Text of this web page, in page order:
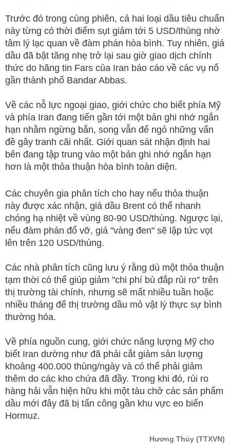
Trước đó trong cùng phiên, cả hai loại dầu tiêu chuẩn
này từng có thời điểm sụt giảm tới 5 USD/thùng nhờ
tâm lý lạc quan về đàm phán hòa bình. Tuy nhiên, giá
dầu đã bật tăng nhẹ trở lại sau giờ giao dịch chính
thức do hãng tin Fars của Iran báo cáo về các vụ nổ
gần thành phố Bandar Abbas.
Về các nỗ lực ngoại giao, giới chức cho biết phía Mỹ
và phía Iran đang tiến gần tới một bản ghi nhớ ngắn
hạn nhằm ngừng bắn, song vẫn để ngỏ những vấn
đề gây tranh cãi nhất. Giới quan sát nhận định hai
bên đang tập trung vào một bản ghi nhớ ngắn hạn
hơn là một thỏa thuận hòa bình toàn diện.
Các chuyên gia phân tích cho hay nếu thỏa thuận
này được xác nhận, giá dầu Brent có thể nhanh
chóng hạ nhiệt về vùng 80-90 USD/thùng. Ngược lại,
nếu đàm phán đổ vỡ, giá "vàng đen" sẽ lập tức vọt
lên trên 120 USD/thùng.
Các nhà phân tích cũng lưu ý rằng dù một thỏa thuận
tạm thời có thể giúp giảm "chi phí bù đắp rủi ro" trên
thị trường tài chính, nhưng sẽ mất nhiều tuần hoặc
nhiều tháng để thị trường dầu mỏ vật lý thực sự bình
thường hóa.
Về phía nguồn cung, giới chức năng lượng Mỹ cho
biết Iran dường như đã phải cắt giảm sản lượng
khoảng 400.000 thùng/ngày và có thể phải giảm
thêm do các kho chứa đã đầy. Trong khi đó, rủi ro
hàng hải vẫn hiện hữu khi một tàu chở các sản phẩm
dầu mới đây đã bị tấn công gần khu vực eo biển
Hormuz.
Hương Thủy (TTXVN)